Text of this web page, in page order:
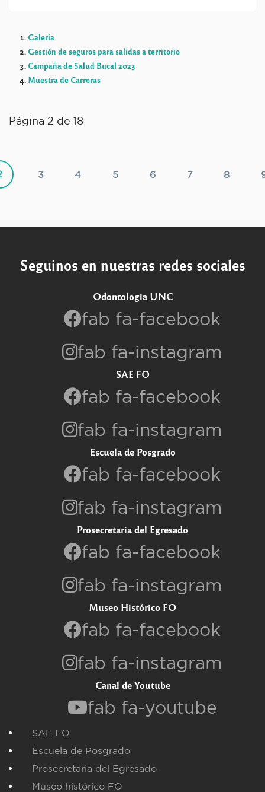
Galeria
Gestión de seguros para salidas a territorio
Campaña de Salud Bucal 2023
Muestra de Carreras
Página 2 de 18
3 4 5 6 7 8
Seguinos en nuestras redes sociales
Odontologia UNC
fab fa-facebook
fab fa-instagram
SAE FO
fab fa-facebook
fab fa-instagram
Escuela de Posgrado
fab fa-facebook
fab fa-instagram
Prosecretaria del Egresado
fab fa-facebook
fab fa-instagram
Museo Histórico FO
fab fa-facebook
fab fa-instagram
Canal de Youtube
fab fa-youtube
SAE FO
Escuela de Posgrado
Prosecretaria del Egresado
Museo histórico FO